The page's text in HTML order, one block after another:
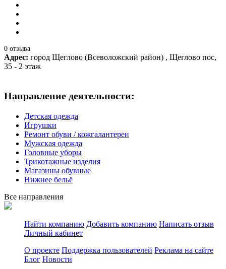
0 отзыва
Адрес: город Щеглово (Всеволожский район) , Щеглово пос,
35 - 2 этаж
Направление деятельности:
Детская одежда
Игрушки
Ремонт обуви / кожгалантереи
Мужская одежда
Головные уборы
Трикотажные изделия
Магазины обувные
Нижнее бельё
Все направления
Найти компанию Добавить компанию Написать отзыв
Личный кабинет
О проекте Поддержка пользователей Реклама на сайте
Блог Новости